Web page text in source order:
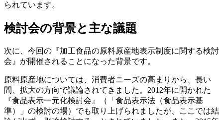
られています。
検討会の背景と主な議題
次に、今回の『加工食品の原料原産地表示制度に関する検討
会』が開催されることになった背景です。
原料原産地については、消費者ニーズの高まりから、長い
間、拡大の方向で議論されてきました。2012年に開かれた
『食品表示一元化検討会』（「食品表示法（食品表示基
準）」の検討の場）でも取り上げられましたが、ここでは結